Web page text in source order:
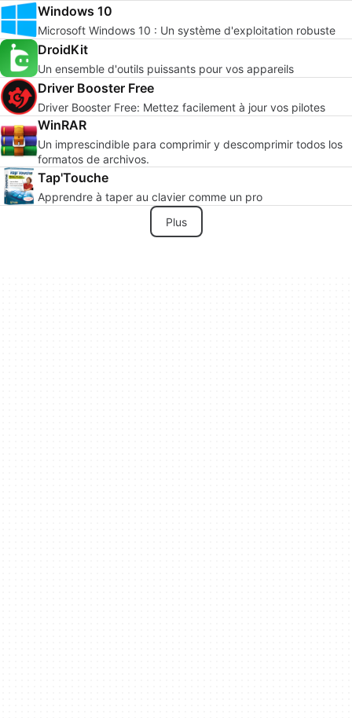
Windows 10
Microsoft Windows 10 : Un système d'exploitation robuste
DroidKit
Un ensemble d'outils puissants pour vos appareils
Driver Booster Free
Driver Booster Free: Mettez facilement à jour vos pilotes
WinRAR
Un imprescindible para comprimir y descomprimir todos los
formatos de archivos.
Tap'Touche
Apprendre à taper au clavier comme un pro
Plus